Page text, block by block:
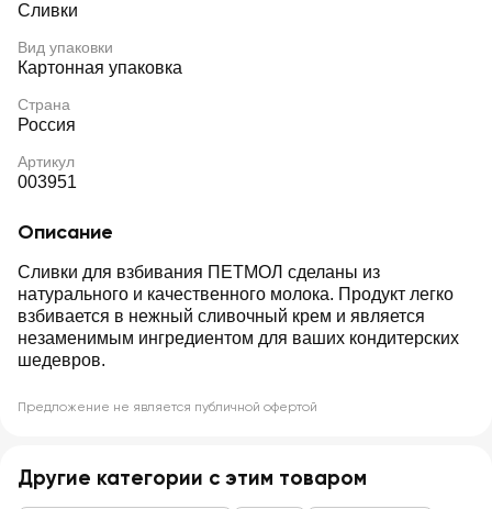
Сливки
Вид упаковки
Картонная упаковка
Страна
Россия
Артикул
003951
Описание
Сливки для взбивания ПЕТМОЛ сделаны из
натурального и качественного молока. Продукт легко
взбивается в нежный сливочный крем и является
незаменимым ингредиентом для ваших кондитерских
шедевров.
Предложение не является публичной офертой
Другие категории с этим товаром